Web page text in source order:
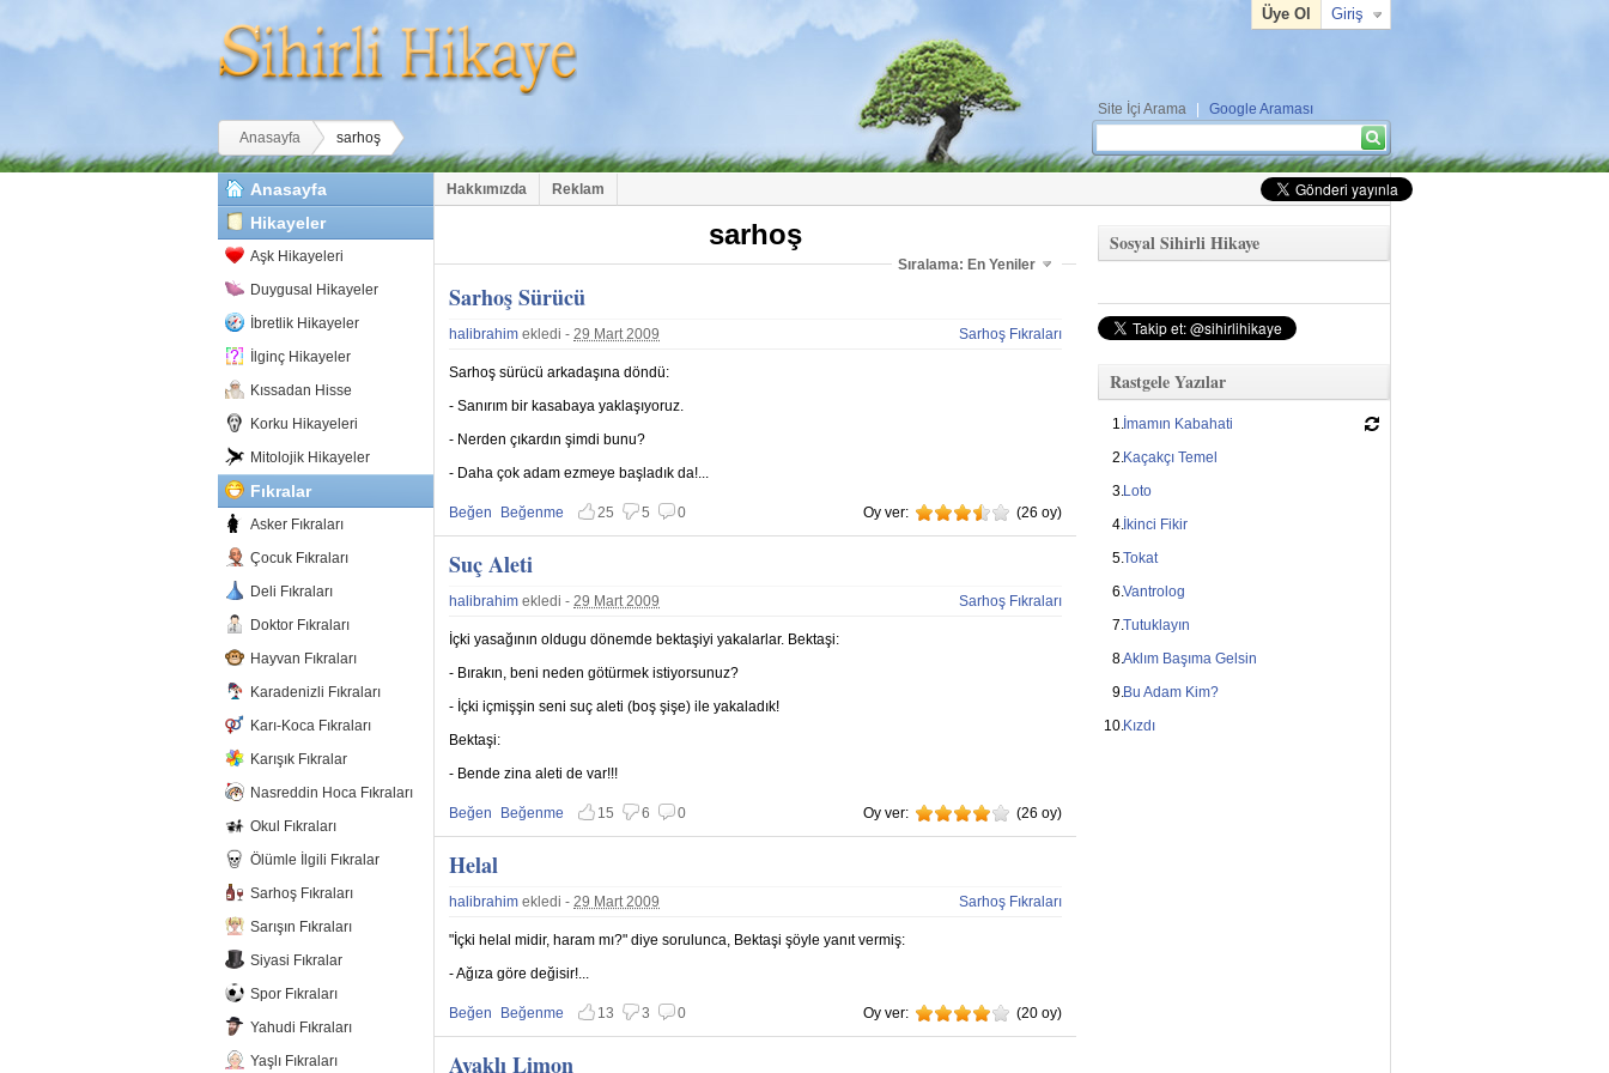
Buradasınız
Anasayfa sarhoş
Üye Ol Giriş
Site İçi Arama Google Araması
Arama formu
Anasayfa
Hikayeler
Aşk Hikayeleri
Duygusal Hikayeler
İbretlik Hikayeler
İlginç Hikayeler
Kıssadan Hisse
Korku Hikayeleri
Mitolojik Hikayeler
Fıkralar
Asker Fıkraları
Çocuk Fıkraları
Deli Fıkraları
Doktor Fıkraları
Hayvan Fıkraları
Karadenizli Fıkraları
Karı-Koca Fıkraları
Karışık Fıkralar
Nasreddin Hoca Fıkraları
Okul Fıkraları
Ölümle İlgili Fıkralar
Sarhoş Fıkraları
Sarışın Fıkraları
Siyasi Fıkralar
Spor Fıkraları
Yahudi Fıkraları
Yaşlı Fıkraları
Hakkımızda Reklam
sarhoş
Sıralama: En Yeniler
Sarhoş Sürücü
halibrahim ekledi - 29 Mart 2009 Sarhoş Fıkraları
Sarhoş sürücü arkadaşına döndü:
- Sanırım bir kasabaya yaklaşıyoruz.
- Nerden çıkardın şimdi bunu?
- Daha çok adam ezmeye başladık da!...
Oy ver: 3.5
(26 oy)
Beğen
Beğenmekten vazgeç
Beğenme
Beğenmemekten vazgeç
25 5 0
Suç Aleti
halibrahim ekledi - 29 Mart 2009 Sarhoş Fıkraları
İçki yasağının oldugu dönemde bektaşiyi yakalarlar. Bektaşi:
- Bırakın, beni neden götürmek istiyorsunuz?
- İçki içmişşin seni suç aleti (boş şişe) ile yakaladık!
Bektaşi:
- Bende zina aleti de var!!!
Oy ver: 4
(26 oy)
Beğen
Beğenmekten vazgeç
Beğenme
Beğenmemekten vazgeç
15 6 0
Helal
halibrahim ekledi - 29 Mart 2009 Sarhoş Fıkraları
"İçki helal midir, haram mı?" diye sorulunca, Bektaşi şöyle yanıt vermiş:
- Ağıza göre değisir!...
Oy ver: 4
(20 oy)
Beğen
Beğenmekten vazgeç
Beğenme
Beğenmemekten vazgeç
13 3 0
Ayaklı Limon
Sosyal Sihirli Hikaye
Rastgele Yazılar
İmamın Kabahati
Kaçakçı Temel
Loto
İkinci Fikir
Tokat
Vantrolog
Tutuklayın
Aklım Başıma Gelsin
Bu Adam Kim?
Kızdı